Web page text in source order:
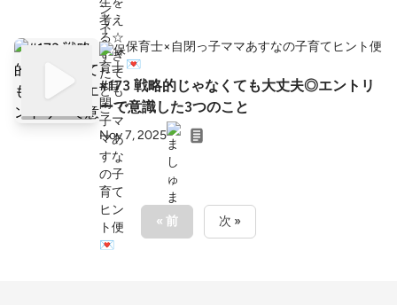
保育士×自閉っ子ママあすなの子育てヒント便
💌
#173 戦略的じゃなくても大丈夫◎エントリ
ーで意識した3つのこと
Nov 7, 2025
« 前 次 »